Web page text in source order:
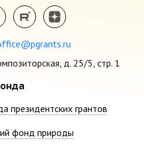
д. 25/5, стр. 1
президентских грантов
фонд природы